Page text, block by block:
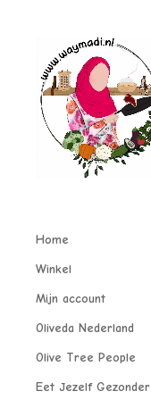
Home
Winkel
Mijn account
Oliveda Nederland
Olive Tree People
Eet Jezelf Gezonder